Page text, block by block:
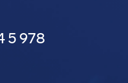
5 978